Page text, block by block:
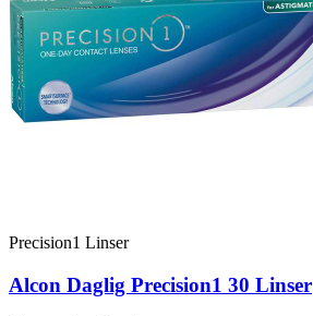
Precision1 Linser
Alcon Daglig Precision1 30 Linser